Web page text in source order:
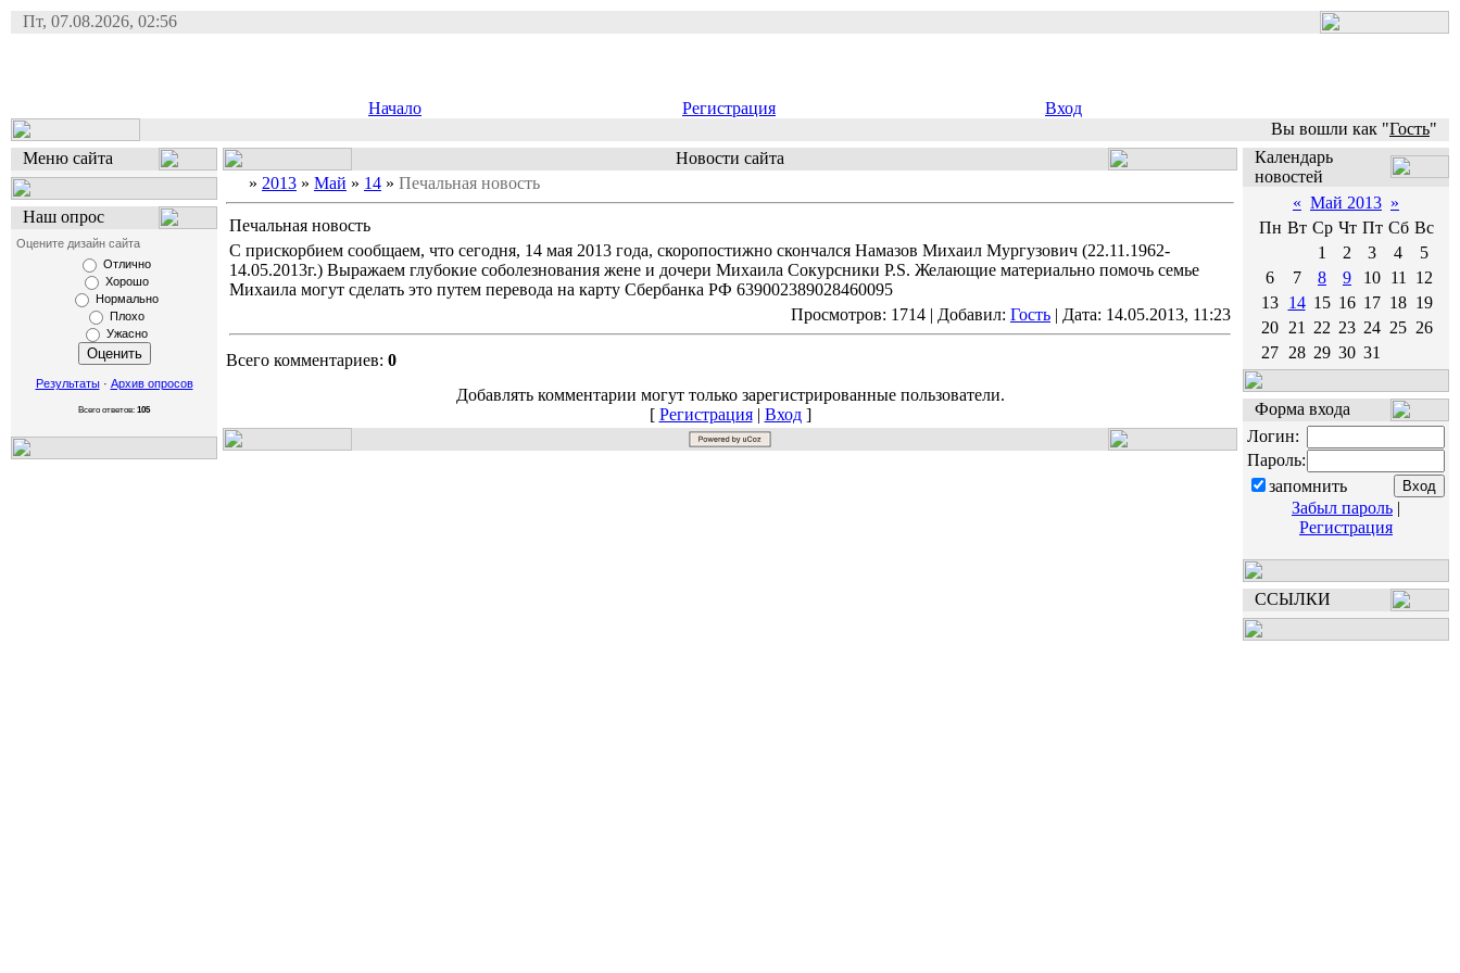
Пт, 07.08.2026, 02:56
Начало Регистрация
Вход
Вы вошли как "Гость"
Меню сайта
Наш опрос
Оцените дизайн сайта
Отлично
Хорошо
Нормально
Плохо
Ужасно
Результаты· Архив опросов
Всего ответов: 105
Новости сайта
» 2013 » Май » 14 » Печальная новость
Печальная новость
С прискорбием сообщаем, что сегодня, 14 мая 2013 года, скоропостижно скончался Намазов Михаил Мургузович (22.11.1962-
14.05.2013г.) Выражаем глубокие соболезнования жене и дочери Михаила Сокурсники P.S. Желающие материально помочь семье
Михаила могут сделать это путем перевода на карту Сбербанка РФ 639002389028460095
Просмотров: 1714 | Добавил: Гость | Дата: 14.05.2013, 11:23
Всего комментариев: 0
Добавлять комментарии могут только зарегистрированные пользователи.
[ Регистрация| Вход]
Календарь
новостей
« Май 2013 »
Пн Вт Ср Чт Пт Сб Вс
1
2 3 4
5
6
7 8 9 10 11
12
13 14 15 16 17 18 19
20 21 22 23 24 25 26
27 28 29 30 31
Форма входа
Логин:
Пароль:
запомнить
Забыл пароль |
Регистрация
ССЫЛКИ